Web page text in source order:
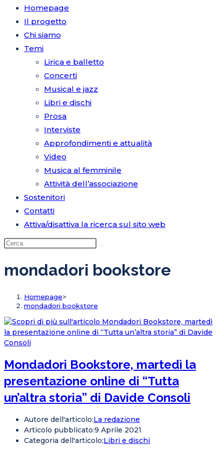
Homepage
Il progetto
Chi siamo
Temi
Lirica e balletto
Concerti
Musical e jazz
Libri e dischi
Prosa
Interviste
Approfondimenti e attualità
Video
Musica al femminile
Attività dell’associazione
Sostenitori
Contatti
Attiva/disattiva la ricerca sul sito web
mondadori bookstore
Homepage>
mondadori bookstore
Mondadori Bookstore, martedì la
presentazione online di “Tutta
un’altra storia” di Davide Consoli
Autore dell'articolo:La redazione
Articolo pubblicato:9 Aprile 2021
Categoria dell'articolo:Libri e dischi